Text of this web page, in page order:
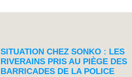
SITUATION CHEZ SONKO : LES
RIVERAINS PRIS AU PIÈGE DES
BARRICADES DE LA POLICE